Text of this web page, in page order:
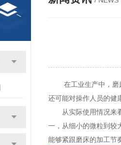
在工业生产中，磨床
还可能对操作人员的健
从实际使用情况来看
一，从细小的微粒到较
能够紧跟磨床的加工节